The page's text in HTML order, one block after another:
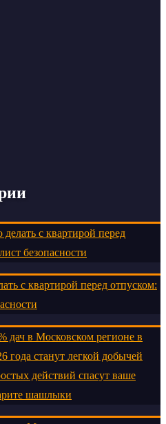
делать с квартирой перед
безопасности
с квартирой перед отпуском:
дач в Московском регионе в
года станут легкой добычей
действий спасут ваше
шашлыки